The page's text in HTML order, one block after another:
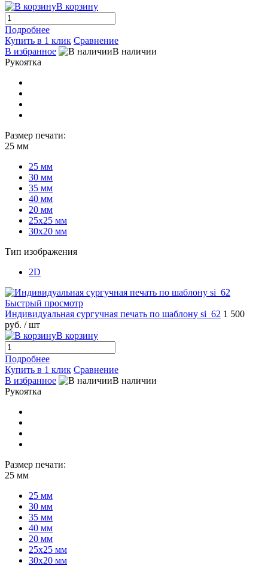
В корзину
Подробнее
Купить в 1 клик Сравнение
В избранное
В наличии
Рукоятка
Размер печати:
25 мм
25 мм
30 мм
35 мм
40 мм
20 мм
25х25 мм
30х20 мм
Тип изображения
2D
Быстрый просмотр
Индивидуальная сургучная печать по шаблону si_62 1 500
руб. / шт
В корзину
Подробнее
Купить в 1 клик Сравнение
В избранное
В наличии
Рукоятка
Размер печати:
25 мм
25 мм
30 мм
35 мм
40 мм
20 мм
25х25 мм
30х20 мм